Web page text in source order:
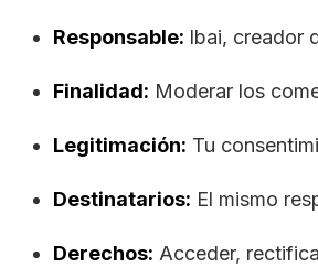
Responsable: lbai, creador
Finalidad: Moderar los
Legitimación: Tu
Destinatarios: El mismo
Derechos: Acceder,